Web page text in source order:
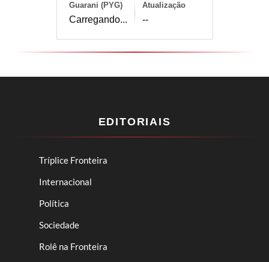
Guarani (PYG)
Carregando...
Atualização
--
EDITORIAIS
Tríplice Fronteira
Internacional
Política
Sociedade
Rolê na Fronteira